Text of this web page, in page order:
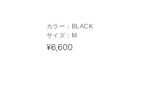
カラー： BLACK
サイズ： M
¥6,600